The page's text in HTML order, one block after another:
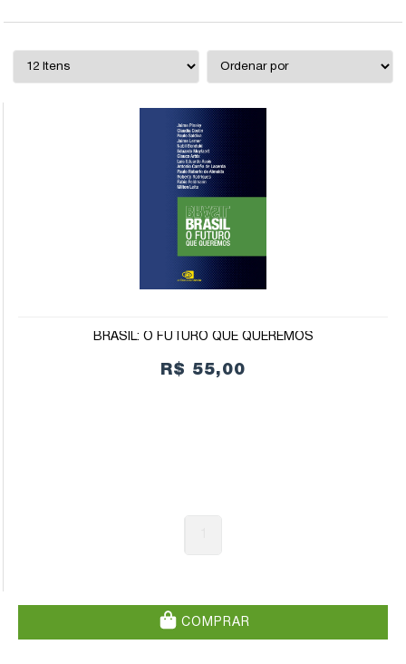
BRASIL: O FUTURO QUE QUEREMOS
R$ 55,00
COMPRAR